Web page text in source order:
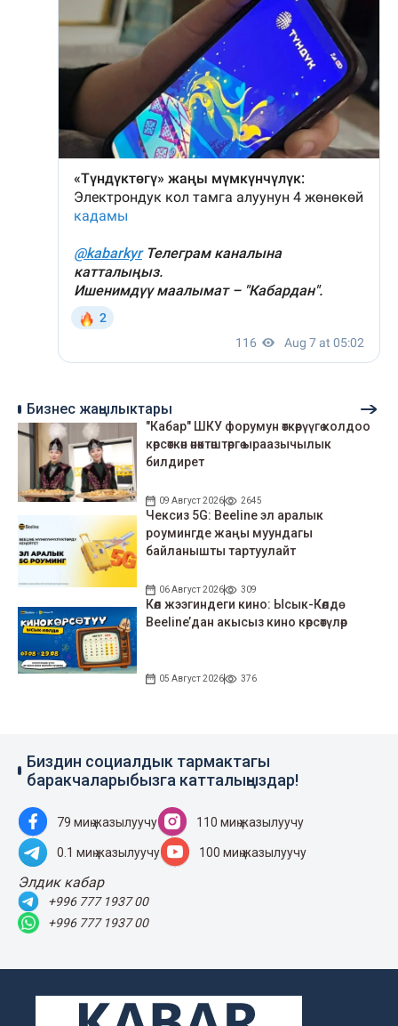
Бизнес жаңылыктары
"Кабар" ШКУ форумун өткөрүүгө колдоо
көрсөткөн өнөктөштөргө ыраазычылык
билдирет
09 Август 2026 2645
Чексиз 5G: Beeline эл аралык
роумингде жаңы муундагы
байланышты тартуулайт
06 Август 2026 309
Көл жээгиндеги кино: Ысык-Көлдө
Beeline’дан акысыз кино көрсөтүлөр
05 Август 2026 376
Биздин социалдык тармактагы
баракчаларыбызга катталыңыздар!
79 миң жазылуучу 110 миң жазылуучу
0.1 миң жазылуучу 100 миң жазылуучу
Элдик кабар
+996 777 1937 00
+996 777 1937 00